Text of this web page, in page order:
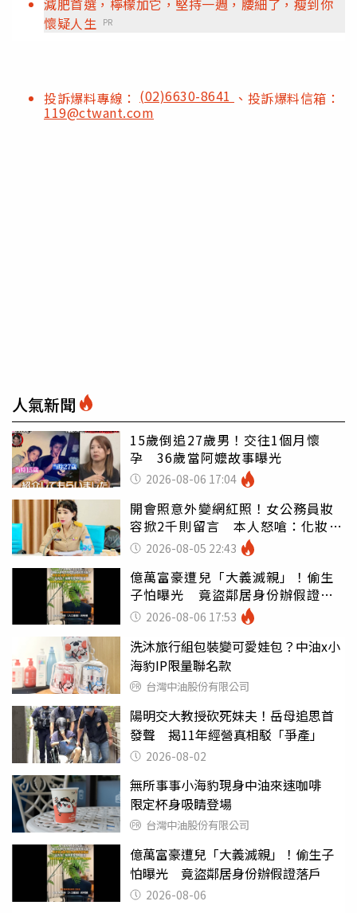
懷疑人生
PR
投訴爆料專線： (02)6630-8641 、投訴爆料信箱：
119@ctwant.com
人氣新聞
15歲倒追27歲男！交往1個月懷
孕 36歲當阿嬤故事曝光
2026-08-06 17:04
開會照意外變網紅照！女公務員妝
容掀2千則留言 本人怒嗆：化妝有
錯嗎2026-08-05 22:43
億萬富豪遭兒「大義滅親」！偷生
子怕曝光 竟盜鄰居身份辦假證落
戶 2026-08-06 17:53
洗沐旅行組包裝變可愛娃包？中油x小
海豹IP限量聯名款
台灣中油股份有限公司
陽明交大教授砍死妹夫！岳母追思首
發聲 揭11年經營真相駁「爭產」
2026-08-02
無所事事小海豹現身中油來速咖啡
限定杯身吸睛登場
台灣中油股份有限公司
億萬富豪遭兒「大義滅親」！偷生子
怕曝光 竟盜鄰居身份辦假證落戶
2026-08-06